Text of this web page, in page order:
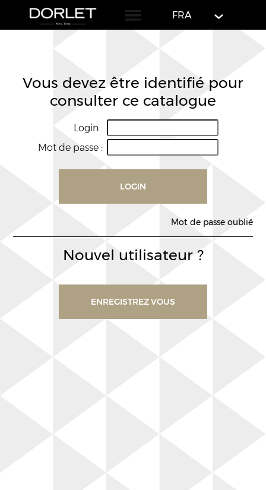
FRA
English
Vous devez être identifié pour
consulter ce catalogue
Login :
Mot de passe :
LOGIN
Mot de passe oublié
Nouvel utilisateur ?
ENREGISTREZ VOUS